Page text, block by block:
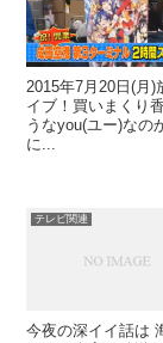
2015年7月20日(月
イブ！買いまくり
うなyou(ユー)なの
に...
テレビ関連
今夜の深イイ話は